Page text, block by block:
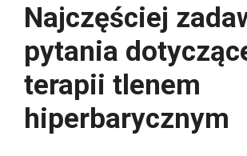
Najczęściej
pytania
terapii tlenem
hiperbarycznym